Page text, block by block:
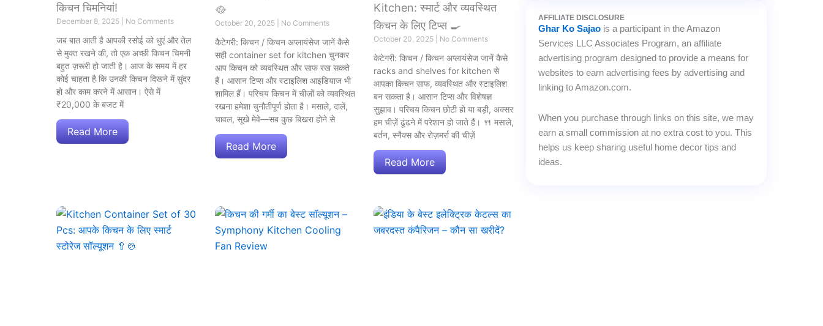
किचन चिमनियां!
December 8, 2025 No Comments
जब बात आती है आपकी रसोई को धुएं और तेल
से मुक्त रखने की, तो एक अच्छी किचन चिमनी
बहुत ज़रूरी हो जाती है। आज के समय में हर
कोई चाहता है कि उनकी किचन दिखने में सुंदर
हो और काम करने में आसान। ऐसे में
₹20,000 के बजट में
Read More
🥘
October 20, 2025 No Comments
कैटेगरी: किचन / किचन अप्लायंसेज जानें कैसे
सही container set for kitchen चुनकर
आप किचन को व्यवस्थित और साफ रख सकते
हैं। आसान टिप्स और स्टाइलिश आइडियाज भी
शामिल हैं। परिचय किचन में चीज़ों को व्यवस्थित
रखना हमेशा चुनौतीपूर्ण होता है। मसाले, दालें,
चावल, सूखे मेवे—सब कुछ बिखरा होने से
Read More
Kitchen: स्मार्ट और व्यवस्थित
किचन के लिए टिप्स 🍳
October 20, 2025 No Comments
केटेगरी: किचन / किचन अप्लायंसेज जानें कैसे
racks and shelves for kitchen से
आपका किचन साफ, व्यवस्थित और स्टाइलिश
बन सकता है। आसान टिप्स और विशेषज्ञ
सुझाव। परिचय किचन छोटी हो या बड़ी, अक्सर
हम चीज़ें ढूंढने में परेशान हो जाते हैं। 🍴 मसाले,
बर्तन, स्नैक्स और रोज़मर्रा की चीज़ें
Read More
w
i
t
t
e
r
e
b
o
o
k
-
f
t
t
e
r
t
u
b
e
AFFILIATE DISCLOSURE
Ghar Ko Sajao is a participant in the Amazon
Services LLC Associates Program, an affiliate
advertising program designed to provide a means for
websites to earn advertising fees by advertising and
linking to Amazon.com.
When you purchase through links on this site, we may
earn a small commission at no extra cost to you. This
helps us keep sharing useful home decor tips and
ideas.